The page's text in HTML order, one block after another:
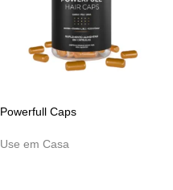
Powerfull Caps
Use em Casa